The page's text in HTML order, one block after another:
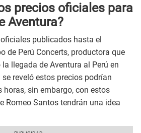
precios oficiales para
Aventura?
publicados hasta el
de Perú Concerts, productora que
llegada de Aventura al Perú en
reveló estos precios podrían
sin embargo, con estos
Romeo Santos tendrán una idea